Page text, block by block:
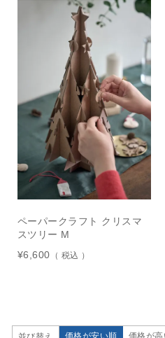
ペーパークラフト クリスマ
スツリー M
¥6,600 税込